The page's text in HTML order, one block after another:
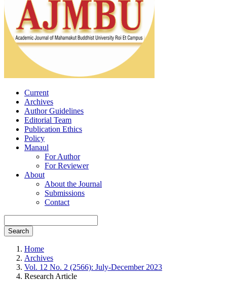
Current
Archives
Author Guidelines
Editorial Team
Publication Ethics
Policy
Manaul
For Author
For Reviewer
About
About the Journal
Submissions
Contact
Search
Home
Archives
Vol. 12 No. 2 (2566): July-December 2023
Research Article